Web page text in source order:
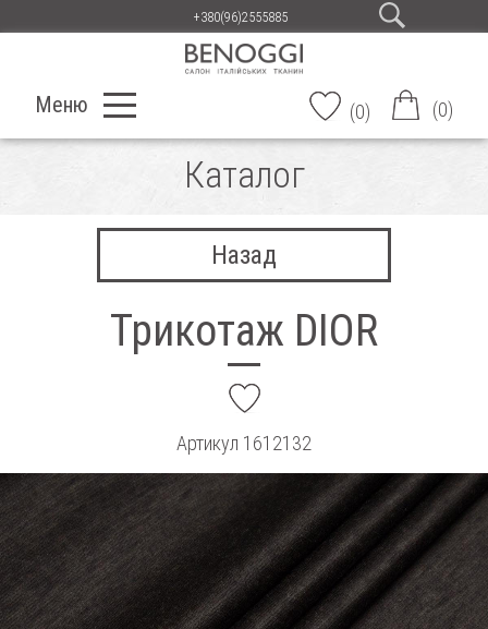
+380(96)2555885
Меню (0) (0)
Каталог
Назад
Трикотаж DIOR
Артикул 1612132